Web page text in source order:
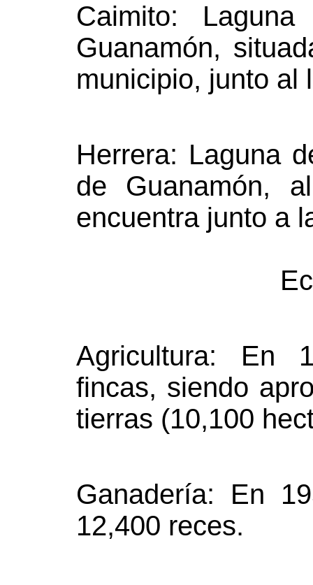
Caimito:
Guanamón,
municipio, junto al
Herrera: Laguna
de Guanamón,
encuentra junto a
Agricultura: En
fincas, siendo
tierras (10,100
Ganadería: En
12,400 reces.